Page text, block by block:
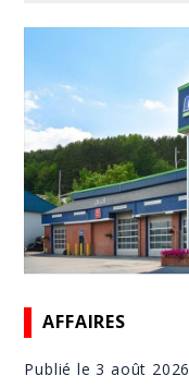
AFFAIRES
Publié le 3 août 2026